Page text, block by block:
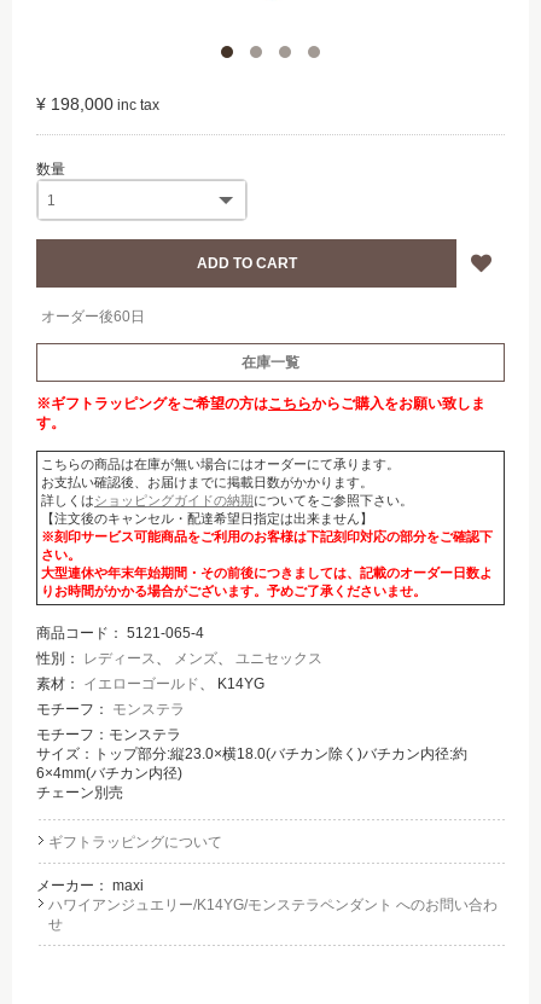
¥ 198,000
オーダー後60日
在庫一覧
※ギフトラッピングをご希望の方はこちらからご購入をお願い致しま
す。
こちらの商品は在庫が無い場合にはオーダーにて承ります。
お支払い確認後、お届けまでに掲載日数がかかります。
詳しくはショッピングガイドの納期についてをご参照下さい。
【注文後のキャンセル・配達希望日指定は出来ません】
※刻印サービス可能商品をご利用のお客様は下記刻印対応の部分をご確認下
さい。
大型連休や年末年始期間・その前後につきましては、記載のオーダー日数よ
りお時間がかかる場合がございます。予めご了承くださいませ。
商品コード： 5121-065-4
性別：
レディース、 メンズ、 ユニセックス
素材： イエローゴールド、 K14YG
モチーフ： モンステラ
モチーフ：モンステラ
サイズ：トップ部分:縦23.0×横18.0(バチカン除く)バチカン内径:約
6×4mm(バチカン内径)
チェーン別売
ギフトラッピングについて
メーカー： maxi
ハワイアンジュエリー/K14YG/モンステラペンダント へのお問い合わ
せ